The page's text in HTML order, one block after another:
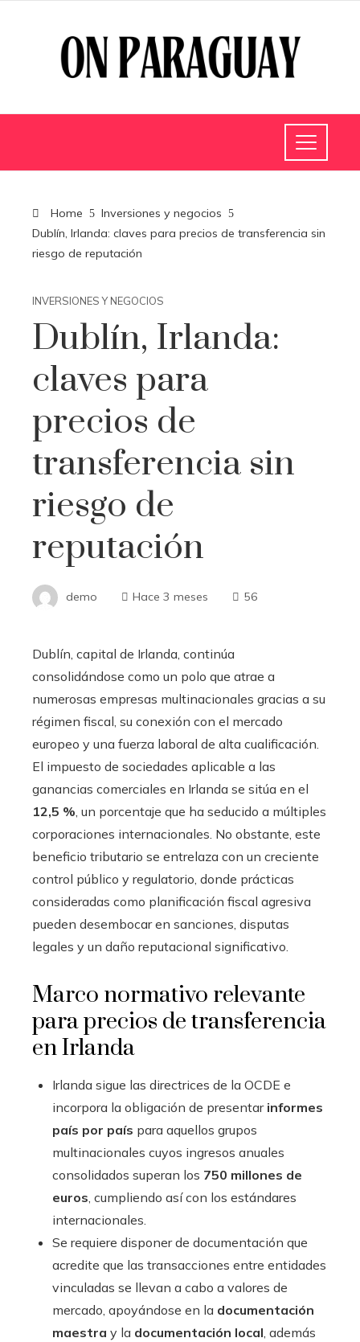
Home
Inversiones y negocios
Dublín, Irlanda: claves para precios de transferencia sin
riesgo de reputación
INVERSIONES Y NEGOCIOS
Dublín, Irlanda:
claves para
precios de
transferencia sin
riesgo de
reputación
demo Hace 3 meses 56
Dublín, capital de Irlanda, continúa
consolidándose como un polo que atrae a
numerosas empresas multinacionales gracias a su
régimen fiscal, su conexión con el mercado
europeo y una fuerza laboral de alta cualificación.
El impuesto de sociedades aplicable a las
ganancias comerciales en Irlanda se sitúa en el
12,5 % , un porcentaje que ha seducido a múltiples
corporaciones internacionales. No obstante, este
beneficio tributario se entrelaza con un creciente
control público y regulatorio, donde prácticas
consideradas como planificación fiscal agresiva
pueden desembocar en sanciones, disputas
legales y un daño reputacional significativo.
Marco normativo relevante
para precios de transferencia
en Irlanda
Irlanda sigue las directrices de la OCDE e
incorpora la obligación de presentar informes
país por país para aquellos grupos
multinacionales cuyos ingresos anuales
consolidados superan los 750 millones de
euros , cumpliendo así con los estándares
internacionales.
Se requiere disponer de documentación que
acredite que las transacciones entre entidades
vinculadas se llevan a cabo a valores de
mercado, apoyándose en la documentación
maestra y la documentación local , además